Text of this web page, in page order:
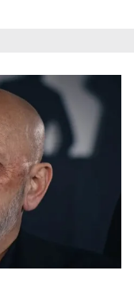
alan panel
Kanunu uyarınca
ve sitemizde
ilgili bilgi